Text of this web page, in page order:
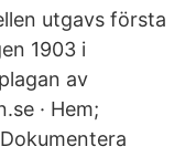
utgavs första
1903 i
av
· Hem;